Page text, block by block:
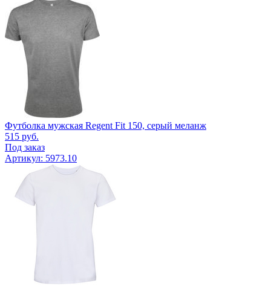
Футболка мужская Regent Fit 150, серый меланж
515 руб.
Под заказ
Артикул: 5973.10